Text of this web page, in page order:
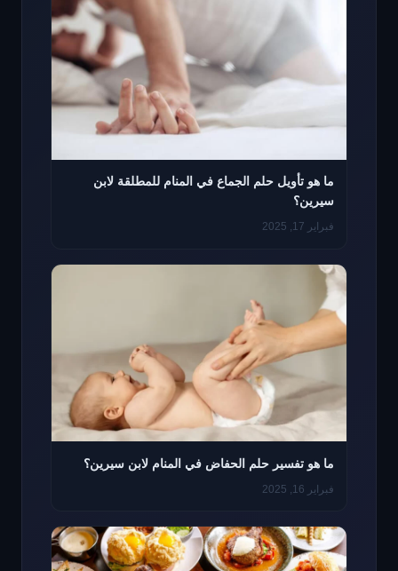
ما هو تأويل حلم الجماع في المنام للمطلقة لابن
سيرين؟
فبراير 17, 2025
ما هو تفسير حلم الحفاض في المنام لابن سيرين؟
فبراير 16, 2025